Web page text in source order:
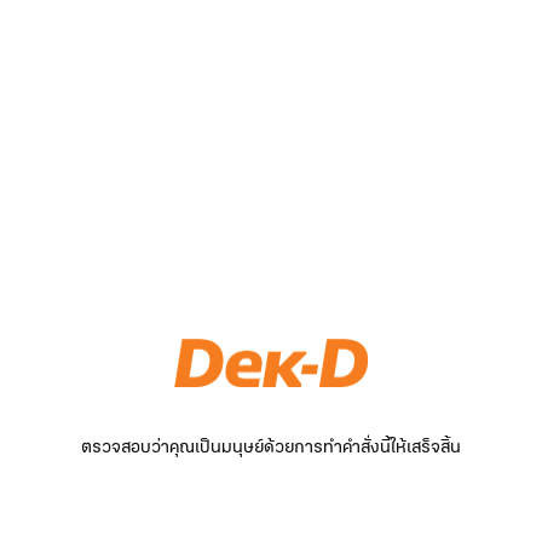
ตรวจสอบว่าคุณเป็นมนุษย์ด้วยการทำคำสั่งนี้ให้เสร็จสิ้น